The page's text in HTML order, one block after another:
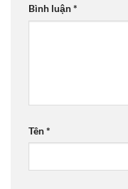
Bình luận*
Tên*